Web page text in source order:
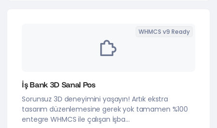
WHMCS v9 Ready
İş Bank 3D Sanal Pos
Sorunsuz 3D deneyimini yaşayın! Artık ekstra
tasarım düzenlemesine gerek yok tamamen %100
entegre WHMCS ile çalışan İşba...